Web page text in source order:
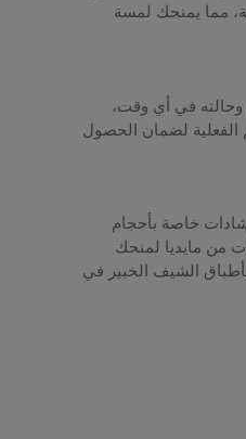
مما يمنحك لمسة
في أي وقت،
الفعلية لضمان الحصول
خاصة بأحجام
من مايديا ​​لمنحك
الشيف الخبير في